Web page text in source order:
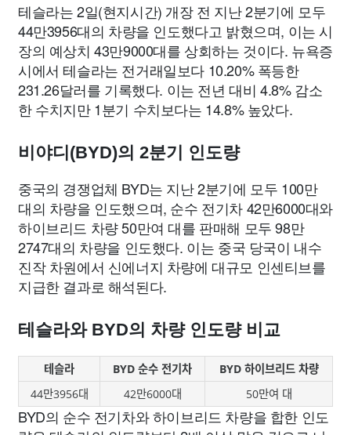
테슬라는 2일(현지시간) 개장 전 지난 2분기에 모두
44만3956대의 차량을 인도했다고 밝혔으며, 이는 시
장의 예상치 43만9000대를 상회하는 것이다. 뉴욕증
시에서 테슬라는 전거래일보다 10.20% 폭등한
231.26달러를 기록했다. 이는 전년 대비 4.8% 감소
한 수치지만 1분기 수치보다는 14.8% 높았다.
비야디(BYD)의 2분기 인도량
중국의 경쟁업체 BYD는 지난 2분기에 모두 100만
대의 차량을 인도했으며, 순수 전기차 42만6000대와
하이브리드 차량 50만여 대를 판매해 모두 98만
2747대의 차량을 인도했다. 이는 중국 당국이 내수
진작 차원에서 신에너지 차량에 대규모 인센티브를
지급한 결과로 해석된다.
테슬라와 BYD의 차량 인도량 비교
테슬라 BYD 순수 전기차
BYD 하이브리드 차량
44만3956대
42만6000대 50만여 대
BYD의 순수 전기차와 하이브리드 차량을 합한 인도